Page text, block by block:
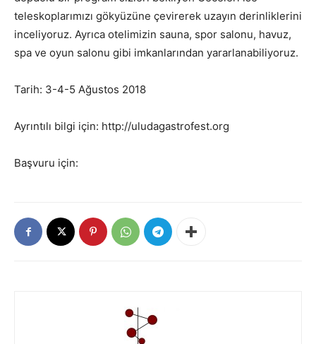
teleskoplarımızı gökyüzüne çevirerek uzayın derinliklerini
inceliyoruz. Ayrıca otelimizin sauna, spor salonu, havuz,
spa ve oyun salonu gibi imkanlarından yararlanabiliyoruz.
Tarih: 3-4-5 Ağustos 2018
Ayrıntılı bilgi için: http://uludagastrofest.org
Başvuru için: